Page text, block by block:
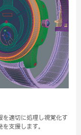
適切に処理し視覚化す
支援します。